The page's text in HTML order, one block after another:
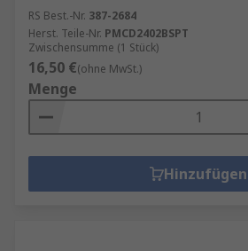
RS Best.-Nr. 387-2684
Herst. Teile-Nr. PMCD2402BSPT
Zwischensumme (1 Stück)
16,50 €(ohne MwSt.)
Menge
Hinzufügen